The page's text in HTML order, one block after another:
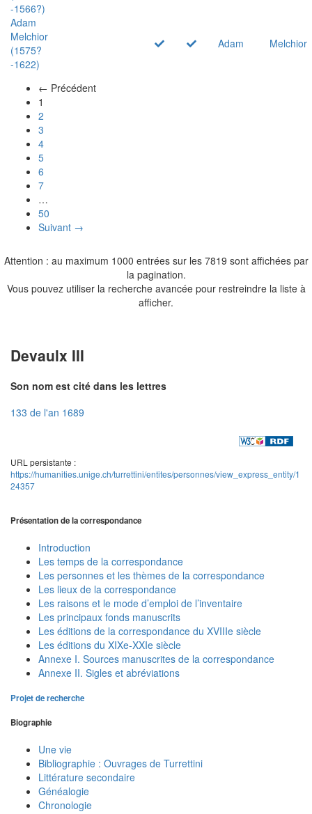
-1566?)
Adam
Melchior
(1575?
-1622)
Adam Melchior
← Précédent
1
2
3
4
5
6
7
…
50
Suivant →
Attention : au maximum 1000 entrées sur les 7819 sont affichées par
la pagination.
Vous pouvez utiliser la recherche avancée pour restreindre la liste à
afficher.
Devaulx III
Son nom est cité dans les lettres
133 de l'an 1689
URL persistante :
https://humanities.unige.ch/turrettini/entites/personnes/view_express_entity/1
24357
Présentation de la correspondance
Introduction
Les temps de la correspondance
Les personnes et les thèmes de la correspondance
Les lieux de la correspondance
Les raisons et le mode d’emploi de l’inventaire
Les principaux fonds manuscrits
Les éditions de la correspondance du XVIIIe siècle
Les éditions du XIXe-XXIe siècle
Annexe I. Sources manuscrites de la correspondance
Annexe II. Sigles et abréviations
Projet de recherche
Biographie
Une vie
Bibliographie : Ouvrages de Turrettini
Littérature secondaire
Généalogie
Chronologie